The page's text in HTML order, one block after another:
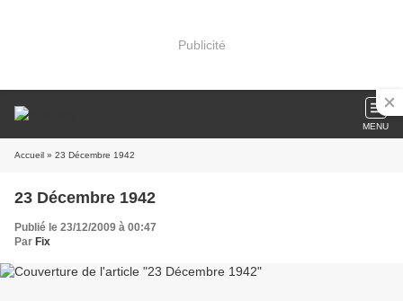
Publicité
MENU
Accueil » 23 Décembre 1942
23 Décembre 1942
Publié le 23/12/2009 à 00:47
Par Fix